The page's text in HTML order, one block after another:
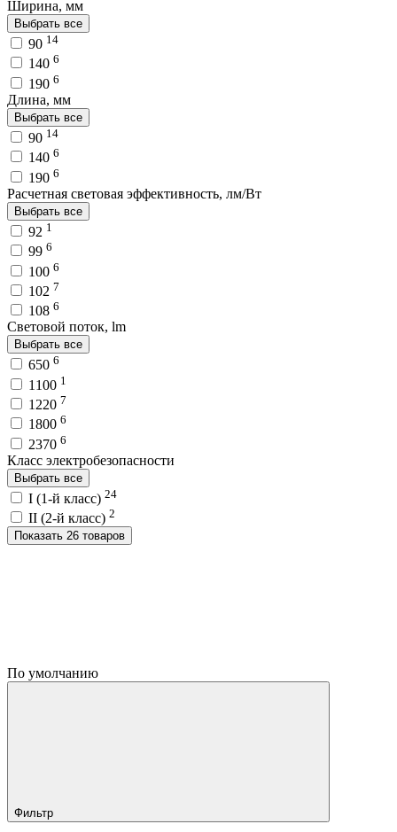
Ширина, мм
Выбрать все
90 14
140 6
190 6
Длина, мм
Выбрать все
90 14
140 6
190 6
Расчетная световая эффективность, лм/Вт
Выбрать все
92 1
99 6
100 6
102 7
108 6
Световой поток, lm
Выбрать все
650 6
1100 1
1220 7
1800 6
2370 6
Класс электробезопасности
Выбрать все
I (1-й класс) 24
II (2-й класс) 2
Показать 26 товаров
По умолчанию
Фильтр